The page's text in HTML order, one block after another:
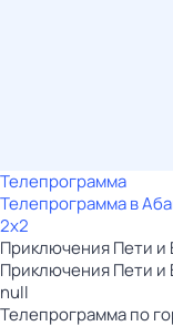
Телепрограмма
Телепрограмма в
2x2
Приключения Пети и
Приключения Пети и
null
Телепрограмма по